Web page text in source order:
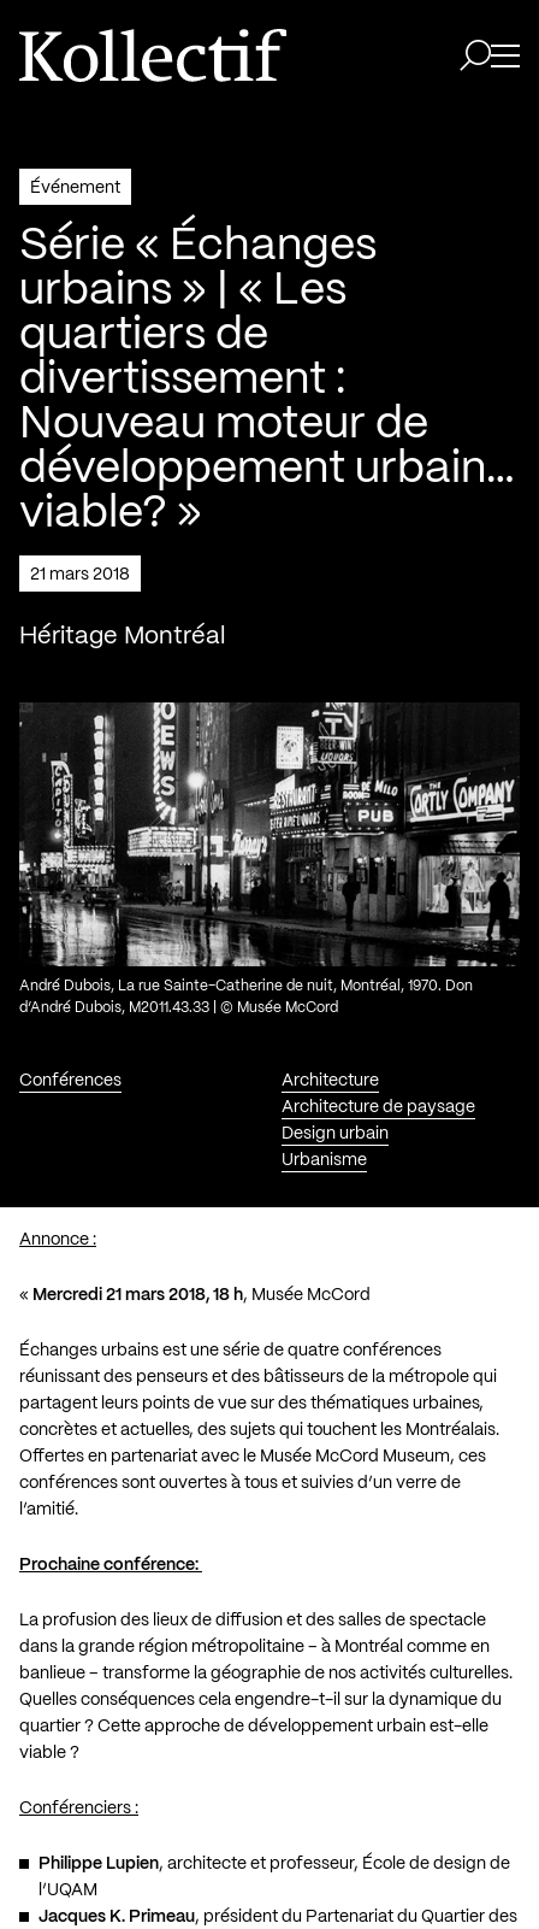
Aller à la page d'accueil
Logo Kollectif
Événement
Série « Échanges
urbains » | « Les
quartiers de
divertissement :
Nouveau moteur de
développement urbain…
viable? »
21 mars 2018
Héritage Montréal
Conférences
Architecture
Architecture de paysage
Design urbain
Urbanisme
André Dubois, La rue Sainte-Catherine de nuit, Montréal, 1970. Don
d’André Dubois, M2011.43.33 | © Musée McCord
Annonce :
« Mercredi 21 mars 2018, 18 h, Musée McCord
Échanges urbains est une série de quatre conférences
réunissant des penseurs et des bâtisseurs de la métropole qui
partagent leurs points de vue sur des thématiques urbaines,
concrètes et actuelles, des sujets qui touchent les Montréalais.
Offertes en partenariat avec le Musée McCord Museum, ces
conférences sont ouvertes à tous et suivies d’un verre de
l’amitié.
Prochaine conférence:
La profusion des lieux de diffusion et des salles de spectacle
dans la grande région métropolitaine – à Montréal comme en
banlieue – transforme la géographie de nos activités culturelles.
Quelles conséquences cela engendre-t-il sur la dynamique du
quartier ? Cette approche de développement urbain est-elle
viable ?
Conférenciers :
Philippe Lupien, architecte et professeur, École de design de
l’UQAM
Jacques K. Primeau, président du Partenariat du Quartier des